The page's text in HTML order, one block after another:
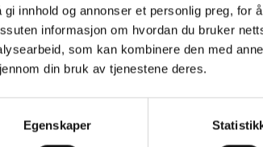
innhold og annonser et personlig preg, for
informasjon om hvordan du bruker
som kan kombinere den med
din bruk av tjenestene deres.
Egenskaper
paradis
satte kursen til Grip med
i Grip Stavkirke, og mannskapet